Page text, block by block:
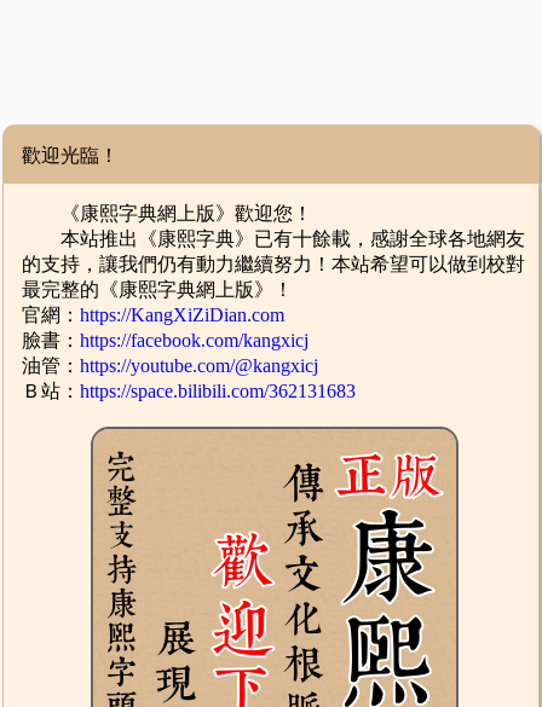
歡迎光臨！
《康熙字典網上版》歡迎您！
本站推出《康熙字典》已有十餘載，感謝全球各地網友
的支持，讓我們仍有動力繼續努力！本站希望可以做到校對
最完整的《康熙字典網上版》！
官網：https://KangXiZiDian.com
臉書：https://facebook.com/kangxicj
油管：https://youtube.com/@kangxicj
Ｂ站：https://space.bilibili.com/362131683